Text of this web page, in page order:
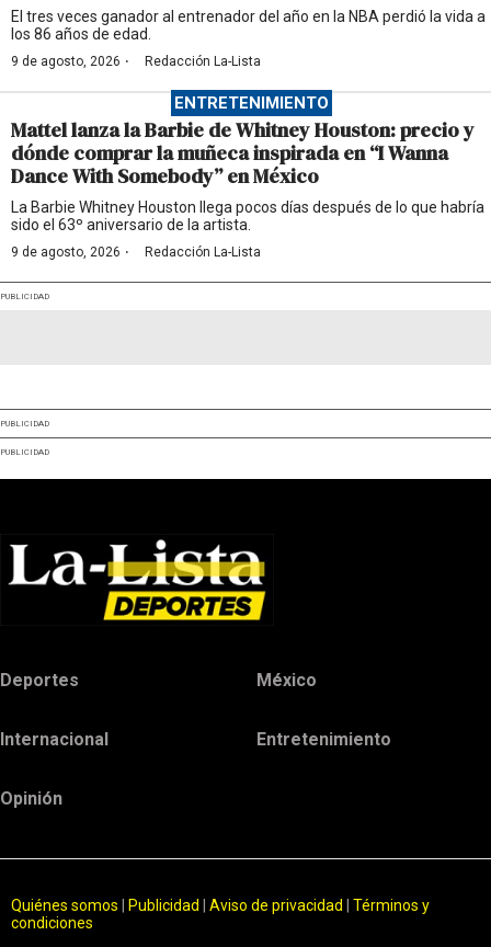
El tres veces ganador al entrenador del año en la NBA perdió la vida a
los 86 años de edad.
9 de agosto, 2026 · Redacción La-Lista
ENTRETENIMIENTO
Mattel lanza la Barbie de Whitney Houston: precio y
dónde comprar la muñeca inspirada en “I Wanna
Dance With Somebody” en México
La Barbie Whitney Houston llega pocos días después de lo que habría
sido el 63º aniversario de la artista.
9 de agosto, 2026 · Redacción La-Lista
PUBLICIDAD
PUBLICIDAD
PUBLICIDAD
Deportes México
Internacional Entretenimiento
Opinión
Quiénes somos Publicidad Aviso de privacidad
Términos y
condiciones